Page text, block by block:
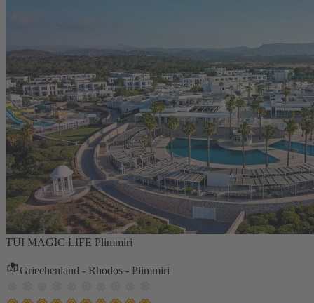
TUI MAGIC LIFE Plimmiri
Griechenland - Rhodos - Plimmiri